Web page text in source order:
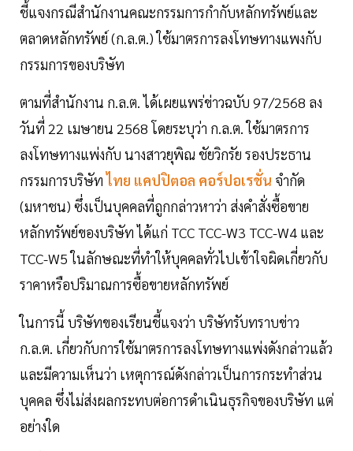
ชี้แจงกรณีสำนักงานคณะกรรมการกำกับหลักทรัพย์และ
ตลาดหลักทรัพย์ (ก.ล.ต.) ใช้มาตรการลงโทษทางแพงกับ
กรรมการของบริษัท
ตามที่สำนักงาน ก.ล.ต. ได้เผยแพร่ข่าวฉบับ 97/2568 ลง
วันที่ 22 เมษายน 2568 โดยระบุว่า ก.ล.ต. ใช้มาตรการ
ลงโทษทางแพ่งกับ นางสาวยุพิณ ชัยวิกรัย รองประธาน
กรรมการบริษัทไทย แคปปิตอล คอร์ปอเรชั่น จำกัด
(มหาชน) ซึ่งเป็นบุคคลที่ถูกกล่าวหาว่า ส่งคำสั่งซื้อขาย
หลักทรัพย์ของบริษัท ได้แก่ TCC TCC-W3 TCC-W4 และ
TCC-W5 ในลักษณะที่ทำให้บุคคลทั่วไปเข้าใจผิดเกี่ยวกับ
ราคาหรือปริมาณการซื้อขายหลักทรัพย์
ในการนี้ บริษัทของเรียนชี้แจงว่า บริษัทรับทราบข่าว
ก.ล.ต. เกี่ยวกับการใช้มาตรการลงโทษทางแพ่งดังกล่าวแล้ว
และมีความเห็นว่า เหตุการณ์ดังกล่าวเป็นการกระทำส่วน
บุคคล ซึ่งไม่ส่งผลกระทบต่อการดำเนินธุรกิจของบริษัท แต่
อย่างใด